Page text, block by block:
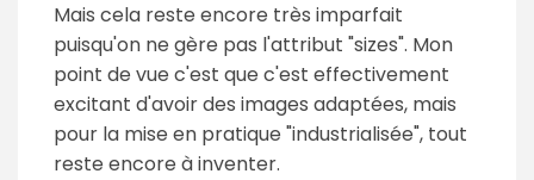
Mais cela reste encore très imparfait
puisqu'on ne gère pas l'attribut "sizes". Mon
point de vue c'est que c'est effectivement
excitant d'avoir des images adaptées, mais
pour la mise en pratique "industrialisée", tout
reste encore à inventer.